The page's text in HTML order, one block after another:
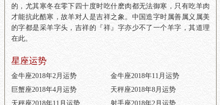
的，尤其寒冬在零下四十度时吃什麽肉都无法御寒，只有吃羊肉
才能抗此酷寒，故羊对人是吉祥之象。中国造字时属善属义属美
的字都是采羊字头，吉祥的『祥』字亦少不了一个羊字，其道理
在此。
星座运势
金牛座2018年2月运势
金牛座2018年11月运势
巨蟹座2018年4月运势
天秤座2018年8月运势
天秤座2018年11月运势
射手座2018年2月运势